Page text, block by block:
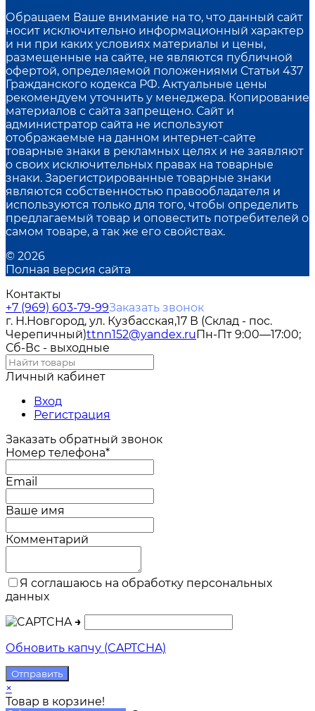
Обращаем Ваше внимание на то, что данный сайт
носит исключительно информационный характер
и ни при каких условиях материалы и цены,
размещенные на сайте, не являются публичной
офертой, определяемой положениями Статьи 437
Гражданского кодекса РФ. Актуальные цены
рекомендуем уточнить у менеджера. Копирование
материалов с сайта запрещено. Сайт и
администратор сайта не используют
отображаемые на данном интернет-сайте
товарные знаки в рекламных целях и не заявляют
о своих исключительных правах на товарные
знаки. Зарегистрированные товарные знаки
являются собственностью правообладателя и
используются только для того, чтобы определить
предлагаемый товар и оповестить потребителей о
самом товаре, а так же его свойствах.
© 2026
Полная версия сайта
Контакты
+7 (969) 603-79-99Заказать звонок
г. Н.Новгород, ул. Кузбасская,17 В (Склад - пос.
Черепичный)ttnn152@yandex.ruПн-Пт 9:00—17:00;
Сб-Вс - выходные
Личный кабинет
Вход
Регистрация
Заказать обратный звонок
Номер телефона*
Email
Ваше имя
Комментарий
Я соглашаюсь на обработку персональных
данных
→
Обновить капчу (CAPTCHA)
×
Товар в корзине!